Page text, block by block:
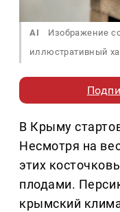
AI
Изображение
иллюстративный
В Крыму
Несмотря на
этих
плодами.
крымский